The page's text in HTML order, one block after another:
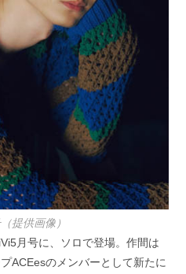
提供画像）
月号に、ソロで登場。作間は
ACEesのメンバーとして新たに